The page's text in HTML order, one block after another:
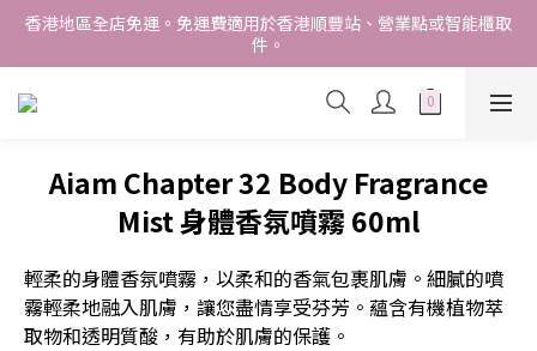
香港地區全店免運。免運費適用於香港順豐站、營業點或智能櫃取
件。
香港地區全店免運。免運費適用於香港順豐站、營業點或智能櫃取
件。
Free delivery within Hong Kong SAR. Applicable to Hong
Kong S.F store,business station or SF locker pick up.
STARTING FROM HKD280/3KG.
香港地區全店免運。免運費適用於香港順豐站、營業點或智能櫃取
Aiam Chapter 32 Body Fragrance
Mist 身體香氛噴霧 60ml
輕柔的身體香氛噴霧，以柔和的香氣包裹肌膚。細膩的噴
霧輕柔地融入肌膚，讓您盡情享受芬芳。蘊含有機植物萃
取物和透明質酸，有助於肌膚的保護。